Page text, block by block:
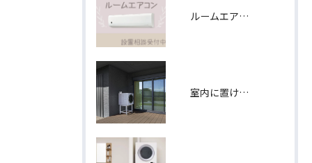
ルームエアコン シャープ製６畳用
室内に置けなくても、あきらめなくて大丈夫！ 「乾太くん」軒下設置用モデル